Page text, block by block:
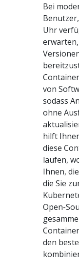
Bei
Uhr
von
sodass
ohne
hilft
diese
laufen,
Ihnen,
die Sie
Open-
den